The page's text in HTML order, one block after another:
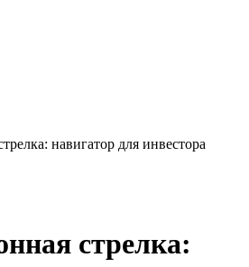
навигатор для инвестора
стрелка: